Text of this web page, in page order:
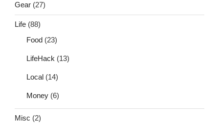
Gear (27)
Life (88)
Food (23)
LifeHack (13)
Local (14)
Money (6)
Misc (2)